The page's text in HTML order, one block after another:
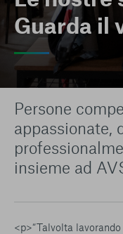
Guarda il
Persone
appassionate,
insieme ad
<p>“Talvolta